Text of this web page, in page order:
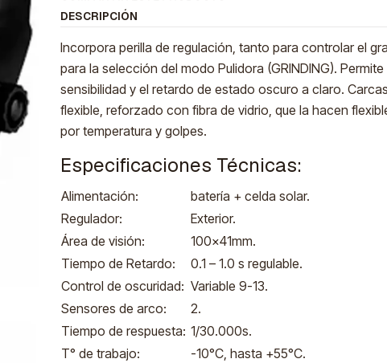
DESCRIPCIÓN
Incorpora perilla de regulación, tanto para controlar el
para la selección del modo Pulidora (GRINDING).
sensibilidad y el retardo de estado oscuro a claro.
flexible, reforzado con fibra de vidrio, que la hacen
por temperatura y golpes.
Especificaciones Técnicas:
Alimentación:
batería + celda solar.
Regulador:
Exterior.
Área de visión:
100x41mm.
Tiempo de Retardo:
0.1 – 1.0 s regulable.
Control de oscuridad: Variable 9-13.
Sensores de arco:
2.
Tiempo de respuesta: 1/30.000s.
T° de trabajo:
-10°C, hasta +55°C.